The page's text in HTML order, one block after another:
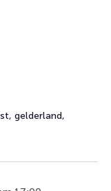
gelderland,